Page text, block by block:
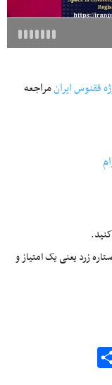
ققنوس ایرانمراجعه
زرد یعنی یک امتیاز و